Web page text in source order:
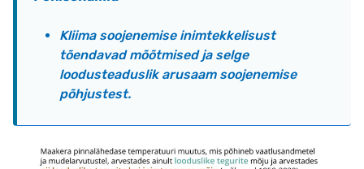
Kliima soojenemise inimtekkelisust
tõendavad mõõtmised ja selge
loodusteaduslik arusaam soojenemise
põhjustest.